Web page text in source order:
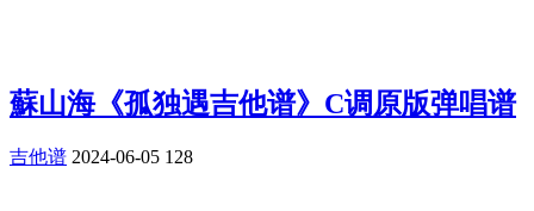
蘇山海《孤独遇吉他谱》C调原版弹唱谱
吉他谱 2024-06-05 128